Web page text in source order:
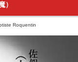
）
Roquentin